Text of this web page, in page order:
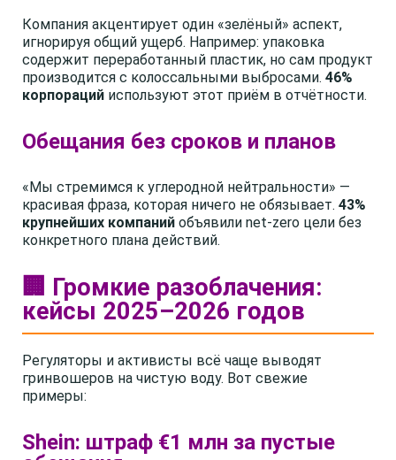
Компания акцентирует один «зелёный» аспект,
игнорируя общий ущерб. Например: упаковка
содержит переработанный пластик, но сам продукт
производится с колоссальными выбросами. 46%
корпораций используют этот приём в отчётности.
Обещания без сроков и планов
«Мы стремимся к углеродной нейтральности» —
красивая фраза, которая ничего не обязывает. 43%
крупнейших компаний объявили net-zero цели без
конкретного плана действий.
🏢 Громкие разоблачения:
кейсы 2025–2026 годов
Регуляторы и активисты всё чаще выводят
гринвошеров на чистую воду. Вот свежие
примеры:
Shein: штраф €1 млн за пустые